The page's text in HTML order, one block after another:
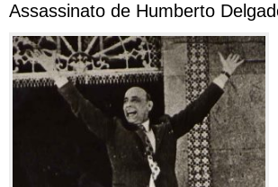
Assassinato de Humberto